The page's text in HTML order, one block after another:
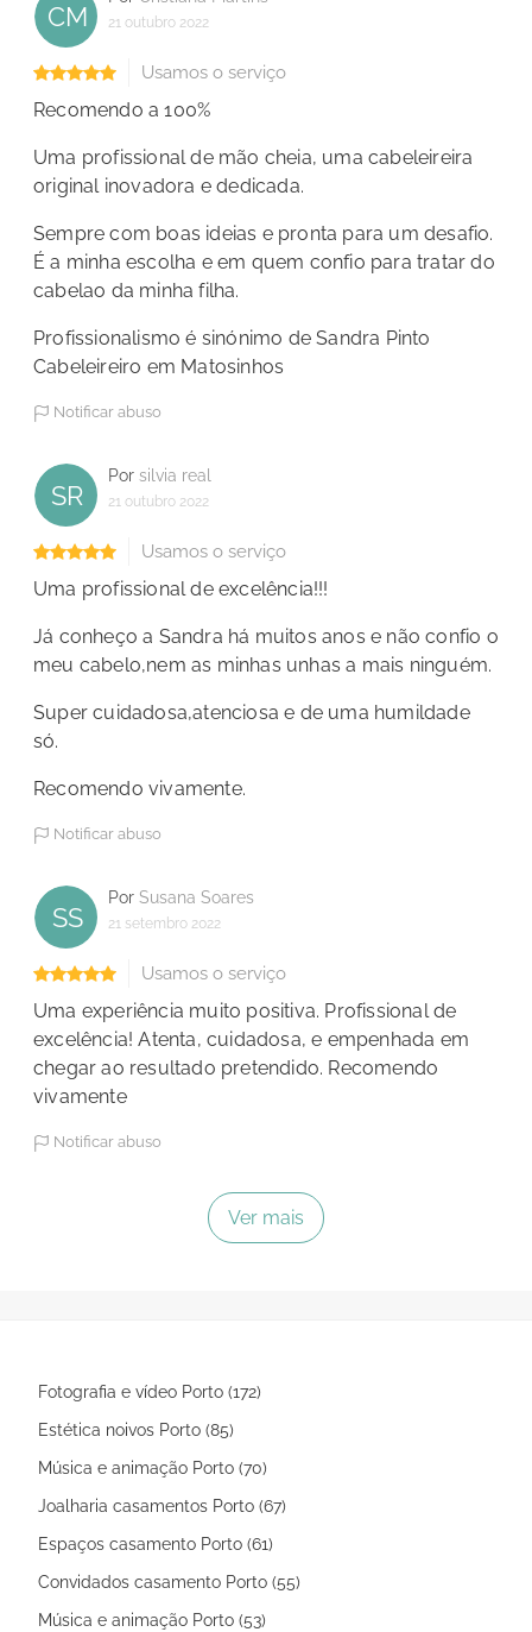
CM 21 outubro 2022
Usamos o serviço
Recomendo a 100%
Uma profissional de mão cheia, uma cabeleireira
original inovadora e dedicada.
Sempre com boas ideias e pronta para um desafio.
É a minha escolha e em quem confio para tratar do
cabelao da minha filha.
Profissionalismo é sinónimo de Sandra Pinto
Cabeleireiro em Matosinhos
Notificar abuso
SR
Por silvia real
21 outubro 2022
Usamos o serviço
Uma profissional de excelência!!!
Já conheço a Sandra há muitos anos e não confio o
meu cabelo,nem as minhas unhas a mais ninguém.
Super cuidadosa,atenciosa e de uma humildade
só.
Recomendo vivamente.
Notificar abuso
SS
Por Susana Soares
21 setembro 2022
Usamos o serviço
Uma experiência muito positiva. Profissional de
excelência! Atenta, cuidadosa, e empenhada em
chegar ao resultado pretendido. Recomendo
vivamente
Notificar abuso
Ver mais
Fotografia e vídeo Porto (172)
Estética noivos Porto (85)
Música e animação Porto (70)
Joalharia casamentos Porto (67)
Espaços casamento Porto (61)
Convidados casamento Porto (55)
Música e animação Porto (53)